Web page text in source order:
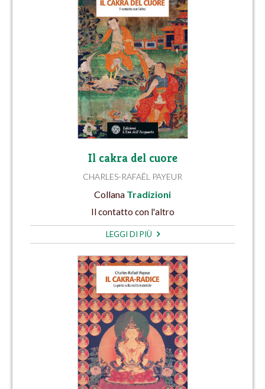
Il cakra del cuore
CHARLES-RAFAËL PAYEUR
Collana Tradizioni
Il contatto con l'altro
LEGGI DI PIÙ